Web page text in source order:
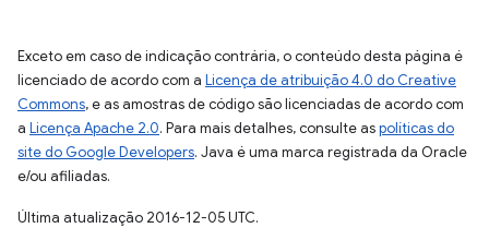
Exceto em caso de indicação contrária, o conteúdo desta página é
licenciado de acordo com a Licença de atribuição 4.0 do Creative
Commons, e as amostras de código são licenciadas de acordo com
a Licença Apache 2.0. Para mais detalhes, consulte aspolíticas do
site do Google Developers. Java é uma marca registrada da Oracle
e/ou afiliadas.
Última atualização 2016-12-05 UTC.